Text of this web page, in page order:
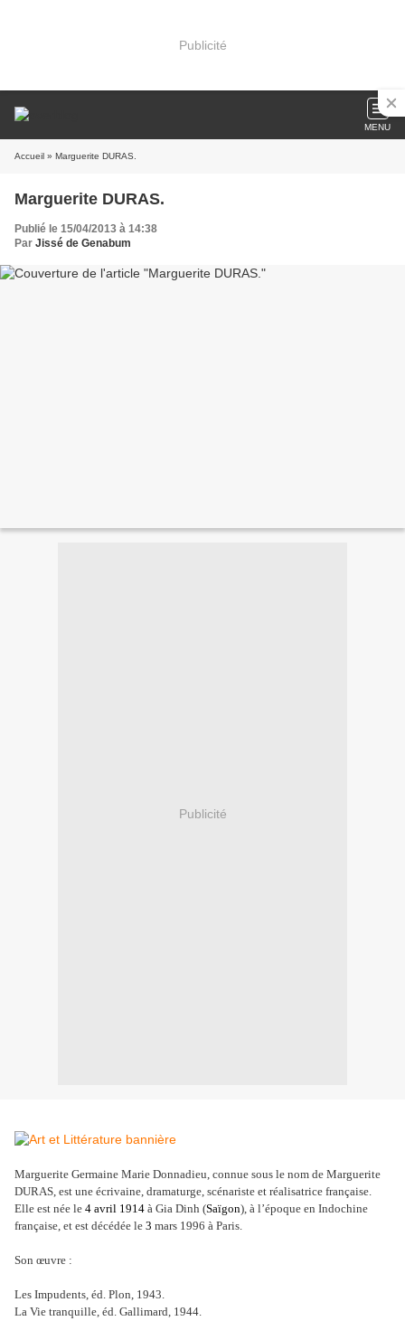
Publicité
MENU
Accueil » Marguerite DURAS.
Marguerite DURAS.
Publié le 15/04/2013 à 14:38
Par Jissé de Genabum
Publicité
Marguerite Germaine Marie Donnadieu, connue sous le nom de Marguerite
DURAS, est une écrivaine, dramaturge, scénariste et réalisatrice française.
Elle est née le 4 avril 1914 à Gia Dinh (Saïgon), à l’époque en Indochine
française, et est décédée le 3 mars 1996 à Paris.
Son œuvre :
Les Impudents, éd. Plon, 1943.
La Vie tranquille, éd. Gallimard, 1944.